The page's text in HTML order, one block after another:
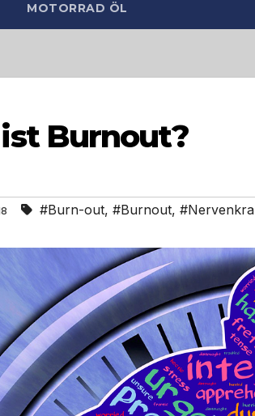
MOTORRAD ÖL
Burnout?
#Burn-out, #Burnout,